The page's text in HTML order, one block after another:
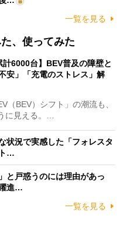
一覧を見る
、使ってみた
計6000台】BEV普及の障壁と
安」「充電のストレス」解
BEV）シフト」の潮流も、
に見える。…
状況で実感した「フォレスタ
…
と戸惑うのには理由があっ
進…
一覧を見る